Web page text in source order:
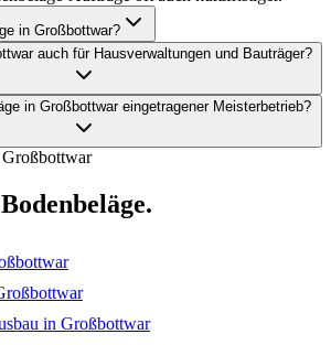
in Großbottwar?
auch für Hausverwaltungen und Bauträger?
in Großbottwar eingetragener Meisterbetrieb?
Großbottwar
Bodenbeläge.
in Großbottwar